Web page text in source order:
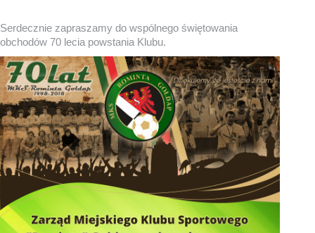
Serdecznie zapraszamy do wspólnego świętowania
obchodów 70 lecia powstania Klubu.